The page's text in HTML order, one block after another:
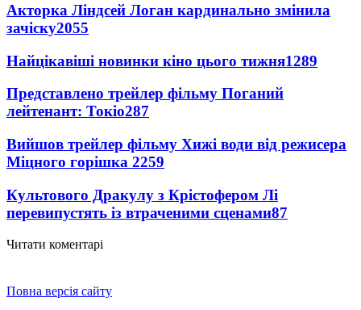
Акторка Ліндсей Логан кардинально змінила
зачіску2055
Найцікавіші новинки кіно цього тижня1289
Представлено трейлер фільму Поганий
лейтенант: Токіо287
Вийшов трейлер фільму Хижі води від режисера
Міцного горішка 2259
Культового Дракулу з Крістофером Лі
перевипустять із втраченими сценами87
Читати коментарі
Повна версія сайту